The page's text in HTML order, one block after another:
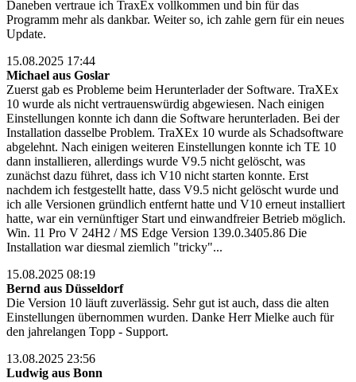
Daneben vertraue ich TraxEx vollkommen und bin für das
Programm mehr als dankbar. Weiter so, ich zahle gern für ein neues
Update.
15.08.2025 17:44
Michael aus Goslar
Zuerst gab es Probleme beim Herunterlader der Software. TraXEx
10 wurde als nicht vertrauenswürdig abgewiesen. Nach einigen
Einstellungen konnte ich dann die Software herunterladen. Bei der
Installation dasselbe Problem. TraXEx 10 wurde als Schadsoftware
abgelehnt. Nach einigen weiteren Einstellungen konnte ich TE 10
dann installieren, allerdings wurde V9.5 nicht gelöscht, was
zunächst dazu führet, dass ich V10 nicht starten konnte. Erst
nachdem ich festgestellt hatte, dass V9.5 nicht gelöscht wurde und
ich alle Versionen gründlich entfernt hatte und V10 erneut installiert
hatte, war ein vernünftiger Start und einwandfreier Betrieb möglich.
Win. 11 Pro V 24H2 / MS Edge Version 139.0.3405.86 Die
Installation war diesmal ziemlich "tricky"...
15.08.2025 08:19
Bernd aus Düsseldorf
Die Version 10 läuft zuverlässig. Sehr gut ist auch, dass die alten
Einstellungen übernommen wurden. Danke Herr Mielke auch für
den jahrelangen Topp - Support.
13.08.2025 23:56
Ludwig aus Bonn